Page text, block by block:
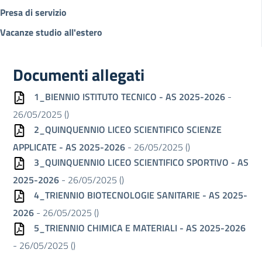
Presa di servizio
Vacanze studio all'estero
Documenti allegati
1_BIENNIO ISTITUTO TECNICO - AS 2025-2026 -
26/05/2025 ()
2_QUINQUENNIO LICEO SCIENTIFICO SCIENZE
APPLICATE - AS 2025-2026 - 26/05/2025 ()
3_QUINQUENNIO LICEO SCIENTIFICO SPORTIVO - AS
2025-2026 - 26/05/2025 ()
4_TRIENNIO BIOTECNOLOGIE SANITARIE - AS 2025-
2026 - 26/05/2025 ()
5_TRIENNIO CHIMICA E MATERIALI - AS 2025-2026
- 26/05/2025 ()